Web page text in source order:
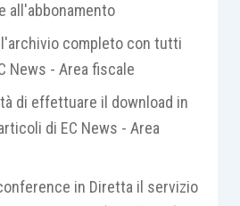
6 bis del Decreto Liquidità
di eseguire una speciale
beni e delle partecipazioni
dell’esercizio in corso al
e termale che non adottano i
all'abbonamento
completo con tutti
News - Area fiscale
di effettuare il download in
di EC News - Area
in Diretta il servizio